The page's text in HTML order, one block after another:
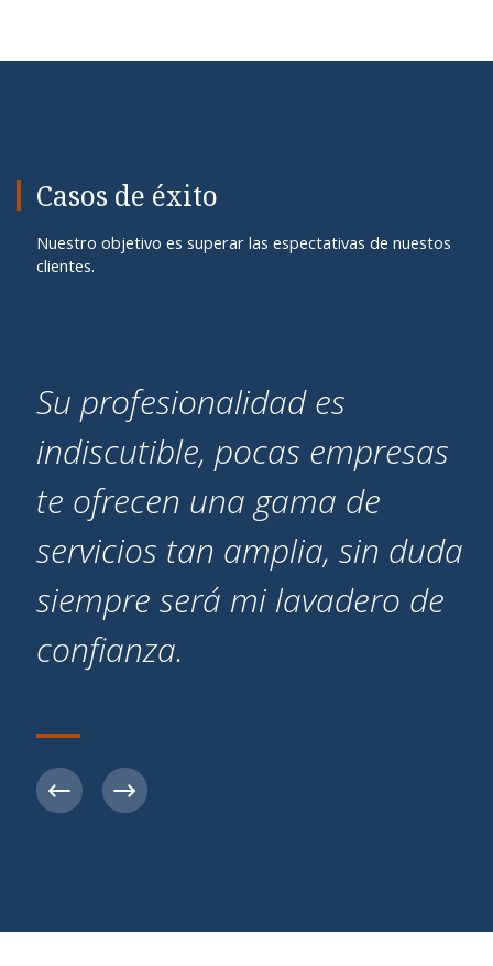
Casos de éxito
Nuestro objetivo es superar las espectativas de nuestos
clientes.
Su profesionalidad es
indiscutible, pocas empresas
te ofrecen una gama de
servicios tan amplia, sin duda
siempre será mi lavadero de
confianza.
Previous Next